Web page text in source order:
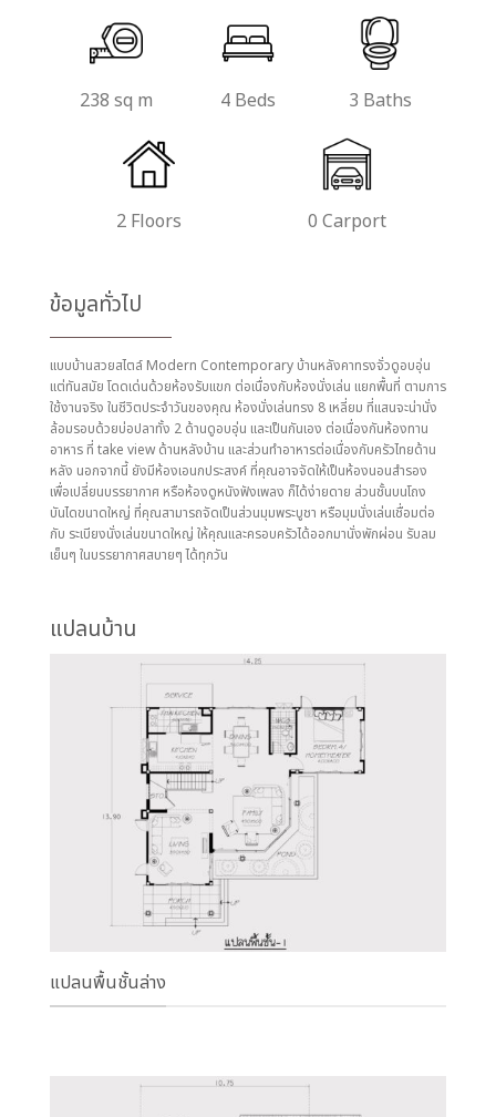
238 sq m 4 Beds 3 Baths
2 Floors 0 Carport
ข้อมูลทั่วไป
แบบบ้านสวยสไตล์ Modern Contemporary บ้านหลังคาทรงจั่วดูอบอุ่น
แต่ทันสมัย โดดเด่นด้วยห้องรับแขก ต่อเนื่องกับห้องนั่งเล่น แยกพื้นที่ ตามการ
ใช้งานจริง ในชีวิตประจำวันของคุณ ห้องนั่งเล่นทรง 8 เหลี่ยม ที่แสนจะน่านั่ง
ล้อมรอบด้วยบ่อปลาทั้ง 2 ด้านดูอบอุ่น และเป็นกันเอง ต่อเนื่องกันห้องทาน
อาหาร ที่ take view ด้านหลังบ้าน และส่วนทำอาหารต่อเนื่องกับครัวไทยด้าน
หลัง นอกจากนี้ ยังมีห้องเอนกประสงค์ ที่คุณอาจจัดให้เป็นห้องนอนสำรอง
เพื่อเปลี่ยนบรรยากาศ หรือห้องดูหนังฟังเพลง ก็ได้ง่ายดาย ส่วนชั้นบนโถง
บันไดขนาดใหญ่ ที่คุณสามารถจัดเป็นส่วนมุมพระบูชา หรือมุมนั่งเล่นเชื่อมต่อ
กับ ระเบียงนั่งเล่นขนาดใหญ่ ให้คุณและครอบครัวได้ออกมานั่งพักผ่อน รับลม
เย็นๆ ในบรรยากาศสบายๆ ได้ทุกวัน
แปลนบ้าน
แปลนพื้นชั้นล่าง